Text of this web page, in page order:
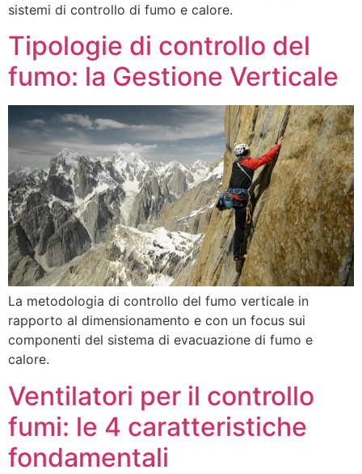
sistemi di controllo di fumo e calore.
Tipologie di controllo del
fumo: la Gestione Verticale
La metodologia di controllo del fumo verticale in
rapporto al dimensionamento e con un focus sui
componenti del sistema di evacuazione di fumo e
calore.
Ventilatori per il controllo
fumi: le 4 caratteristiche
fondamentali